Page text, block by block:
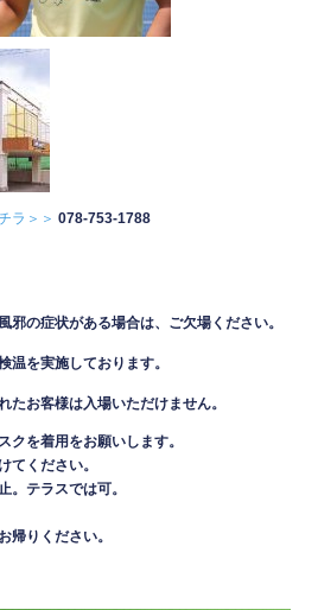
ラ＞＞ 078-753-1788
の症状がある場合は、ご欠場ください。
を実施しております。
お客様は入場いただけません。
を着用をお願いします。
てください。
。テラスでは可。
帰りください。